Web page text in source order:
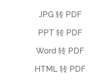
JPG 转 PDF
PPT 转 PDF
Word 转 PDF
HTML 转 PDF